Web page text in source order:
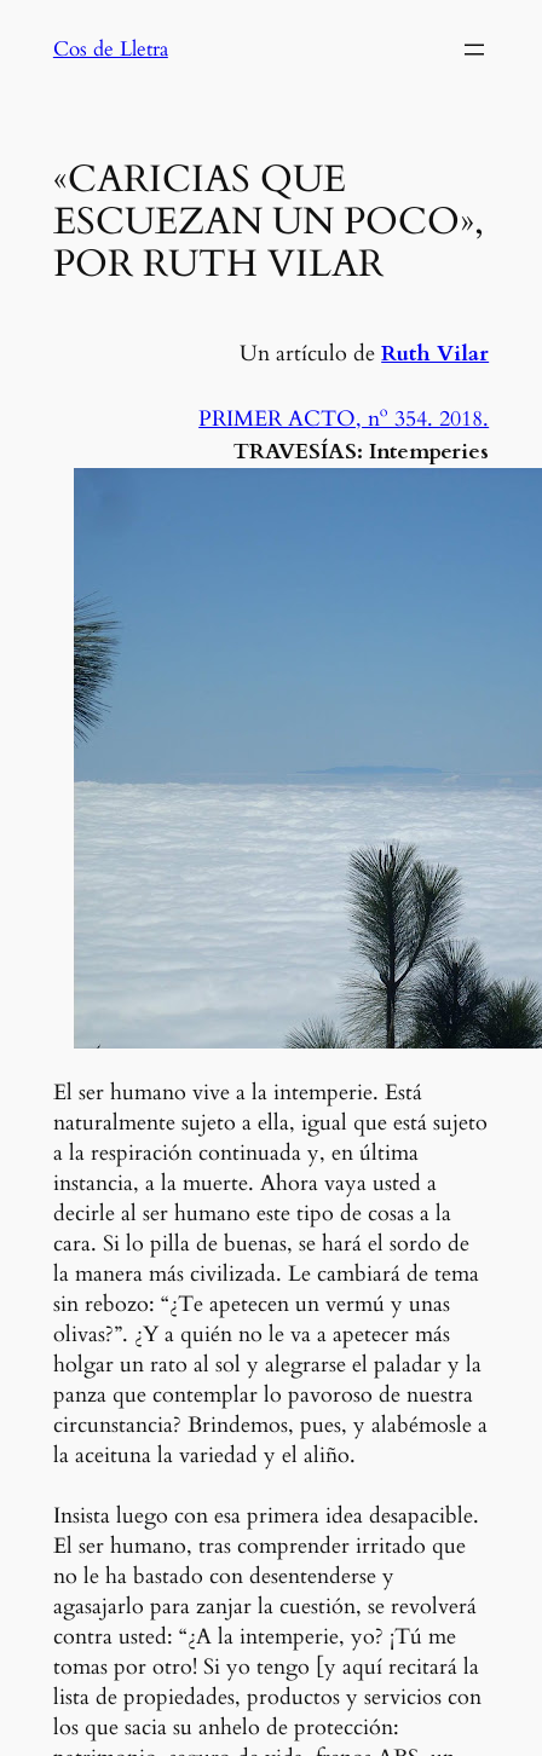
Cos de Lletra
«CARICIAS QUE
ESCUEZAN UN POCO»,
POR RUTH VILAR
Un artículo deRuth Vilar
PRIMER ACTO, nº 354. 2018.
TRAVESÍAS: Intemperies
El ser humano vive a la intemperie. Está
naturalmente sujeto a ella, igual que está sujeto
a la respiración continuada y, en última
instancia, a la muerte. Ahora vaya usted a
decirle al ser humano este tipo de cosas a la
cara. Si lo pilla de buenas, se hará el sordo de
la manera más civilizada. Le cambiará de tema
sin rebozo: “¿Te apetecen un vermú y unas
olivas?”. ¿Y a quién no le va a apetecer más
holgar un rato al sol y alegrarse el paladar y la
panza que contemplar lo pavoroso de nuestra
circunstancia? Brindemos, pues, y alabémosle a
la aceituna la variedad y el aliño.
Insista luego con esa primera idea desapacible.
El ser humano, tras comprender irritado que
no le ha bastado con desentenderse y
agasajarlo para zanjar la cuestión, se revolverá
contra usted: “¿A la intemperie, yo? ¡Tú me
tomas por otro! Si yo tengo [y aquí recitará la
lista de propiedades, productos y servicios con
los que sacia su anhelo de protección: